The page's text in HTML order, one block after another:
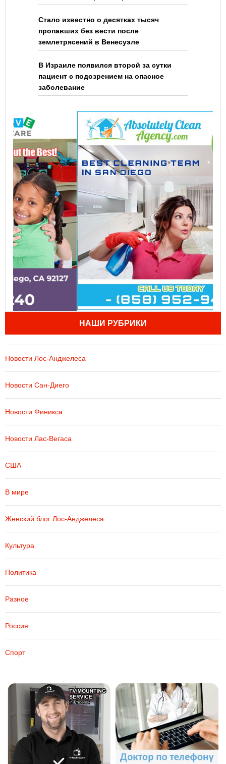
Стало известно о десятках тысяч
пропавших без вести после
землетрясений в Венесуэле
В Израиле появился второй за сутки
пациент с подозрением на опасное
заболевание
НАШИ РУБРИКИ
Новости Лос-Анджелеса
Новости Сан-Диего
Новости Финикса
Новости Лас-Вегаса
США
В мире
Женский блог Лос-Анджелеса
Культура
Политика
Разное
Россия
Спорт